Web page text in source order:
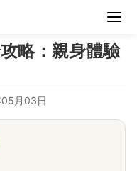
略：親身體驗
月03日